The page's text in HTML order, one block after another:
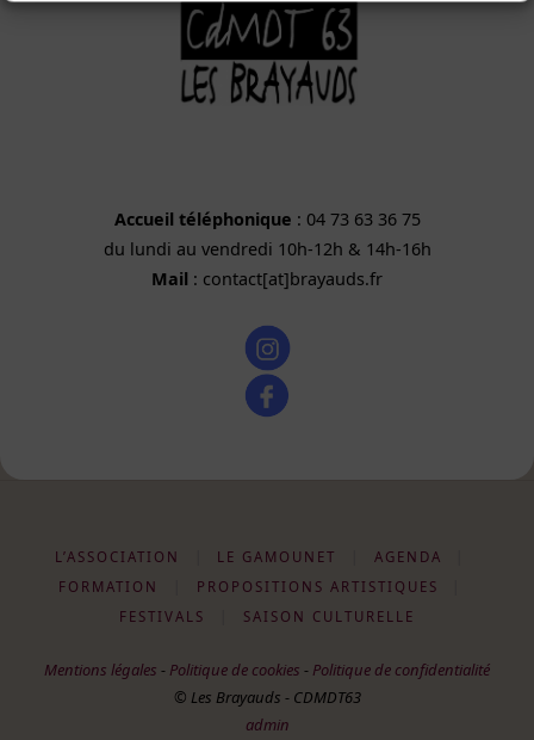
Accueil téléphonique : 04 73 63 36 75
du lundi au vendredi 10h-12h & 14h-16h
Mail : contact[at]brayauds.fr
L’ASSOCIATION LE GAMOUNET AGENDA
FORMATION
PROPOSITIONS ARTISTIQUES
FESTIVALS
SAISON CULTURELLE
Mentions légales - Politique de cookies - Politique de confidentialité
© Les Brayauds - CDMDT63
admin